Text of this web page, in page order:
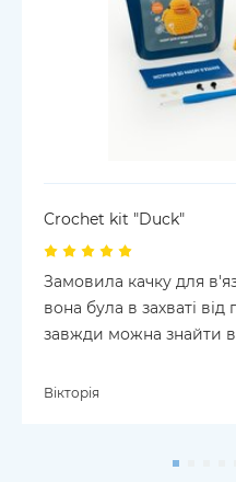
Crochet kit "Duck"
Замовила качку для
вона була в захваті
завжди можна знайти
Вікторія